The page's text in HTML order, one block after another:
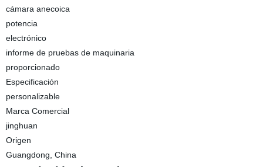
cámara anecoica
potencia
electrónico
informe de pruebas de maquinaria
proporcionado
Especificación
personalizable
Marca Comercial
jinghuan
Origen
Guangdong, China